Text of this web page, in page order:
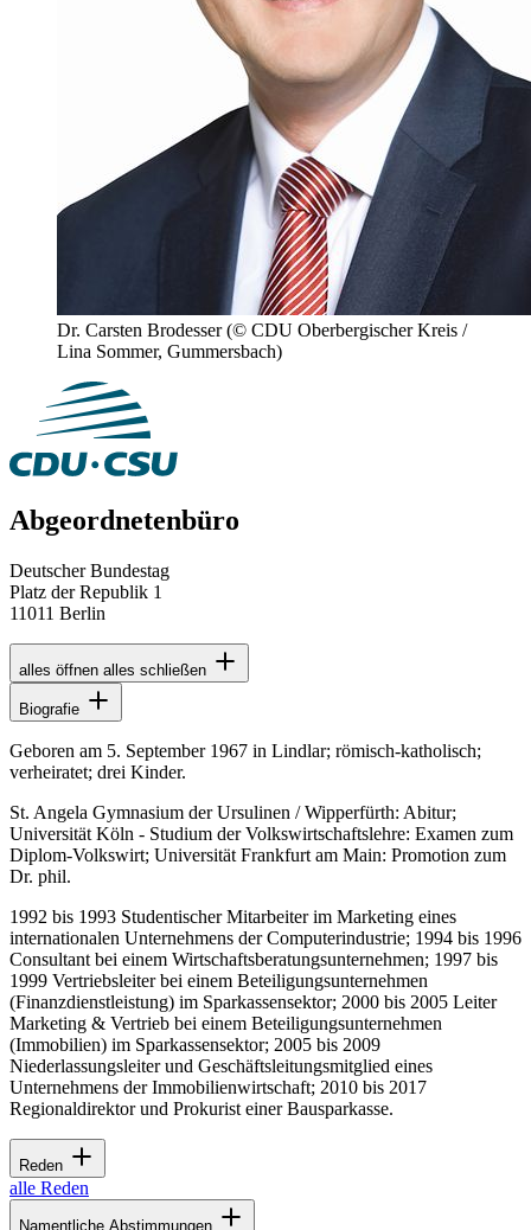
Dr. Carsten Brodesser (© CDU Oberbergischer Kreis /
Lina Sommer, Gummersbach)
Abgeordnetenbüro
Deutscher Bundestag
Platz der Republik 1
11011 Berlin
alles öffnen alles schließen
Biografie
Geboren am 5. September 1967 in Lindlar; römisch-katholisch;
verheiratet; drei Kinder.
St. Angela Gymnasium der Ursulinen / Wipperfürth: Abitur;
Universität Köln - Studium der Volkswirtschaftslehre: Examen zum
Diplom-Volkswirt; Universität Frankfurt am Main: Promotion zum
Dr. phil.
1992 bis 1993 Studentischer Mitarbeiter im Marketing eines
internationalen Unternehmens der Computerindustrie; 1994 bis 1996
Consultant bei einem Wirtschaftsberatungsunternehmen; 1997 bis
1999 Vertriebsleiter bei einem Beteiligungsunternehmen
(Finanzdienstleistung) im Sparkassensektor; 2000 bis 2005 Leiter
Marketing & Vertrieb bei einem Beteiligungsunternehmen
(Immobilien) im Sparkassensektor; 2005 bis 2009
Niederlassungsleiter und Geschäftsleitungsmitglied eines
Unternehmens der Immobilienwirtschaft; 2010 bis 2017
Regionaldirektor und Prokurist einer Bausparkasse.
Reden
alle Reden
Namentliche Abstimmungen